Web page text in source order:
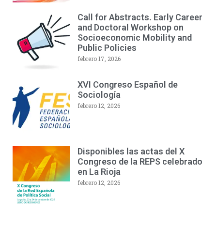
Call for Abstracts. Early Career
and Doctoral Workshop on
Socioeconomic Mobility and
Public Policies
febrero 17, 2026
XVI Congreso Español de
Sociología
febrero 12, 2026
Disponibles las actas del X
Congreso de la REPS celebrado
en La Rioja
febrero 12, 2026